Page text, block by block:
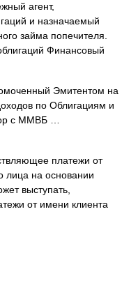
агент,
и назначаемый
займа попечителя.
Финансовый
Эмитентом на
по Облигациям и
с ММВБ …
платежи от
лица на основании
выступать,
от имени клиента